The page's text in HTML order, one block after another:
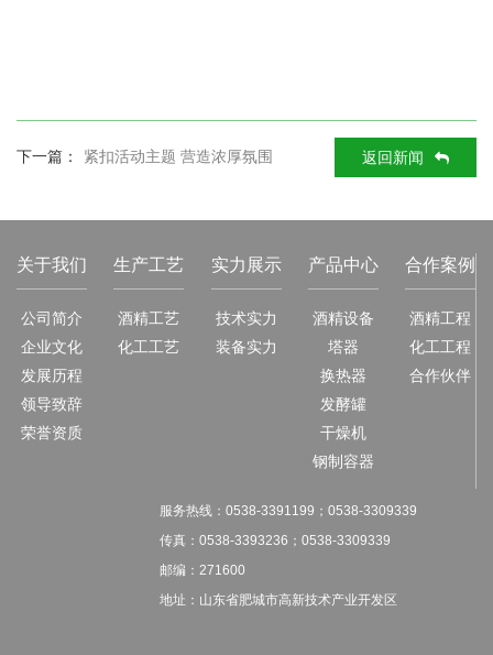
下一篇： 紧扣活动主题 营造浓厚氛围 返回新闻
关于我们
公司简介
企业文化
发展历程
领导致辞
荣誉资质
生产工艺
酒精工艺
化工工艺
实力展示
技术实力
装备实力
产品中心
酒精设备
塔器
换热器
发酵罐
干燥机
钢制容器
合作案例
酒精工程
化工工程
合作伙伴
服务热线： 0538-3391199； 0538-3309339
传真： 0538-3393236； 0538-3309339
邮编：271600
地址：山东省肥城市高新技术产业开发区